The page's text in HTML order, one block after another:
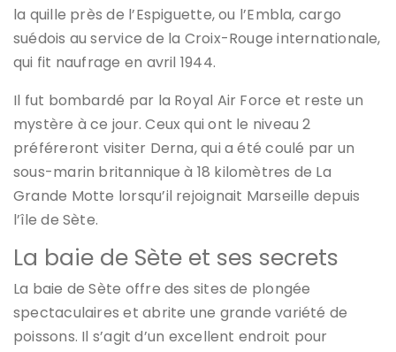
la quille près de l’Espiguette, ou l’Embla, cargo
suédois au service de la Croix-Rouge internationale,
qui fit naufrage en avril 1944.
Il fut bombardé par la Royal Air Force et reste un
mystère à ce jour. Ceux qui ont le niveau 2
préféreront visiter Derna, qui a été coulé par un
sous-marin britannique à 18 kilomètres de La
Grande Motte lorsqu’il rejoignait Marseille depuis
l’île de Sète.
La baie de Sète et ses secrets
La baie de Sète offre des sites de plongée
spectaculaires et abrite une grande variété de
poissons. Il s’agit d’un excellent endroit pour